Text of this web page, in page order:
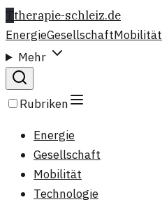
Ttherapie-schleiz.de
EnergieGesellschaftMobilität
Mehr
Rubriken
Energie
Gesellschaft
Mobilität
Technologie